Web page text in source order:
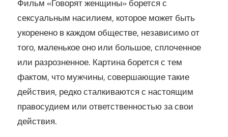
Фильм «Говорят женщины» борется с
сексуальным насилием, которое может быть
укоренено в каждом обществе, независимо от
того, маленькое оно или большое, сплоченное
или разрозненное. Картина борется с тем
фактом, что мужчины, совершающие такие
действия, редко сталкиваются с настоящим
правосудием или ответственностью за свои
действия.